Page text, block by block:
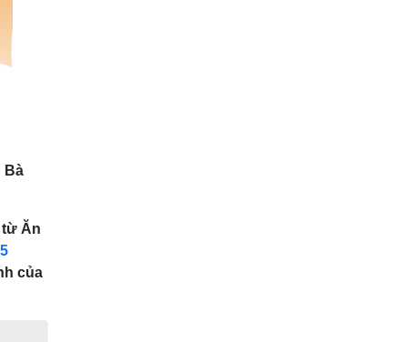
Bà
từ Ăn
của